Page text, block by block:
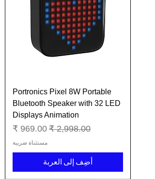
Portronics Pixel 8W Portable
Bluetooth Speaker with 32 LED
Displays Animation
سعر عادي سعر البيع
مستثناة ضريبة
أضِف إلى العربة